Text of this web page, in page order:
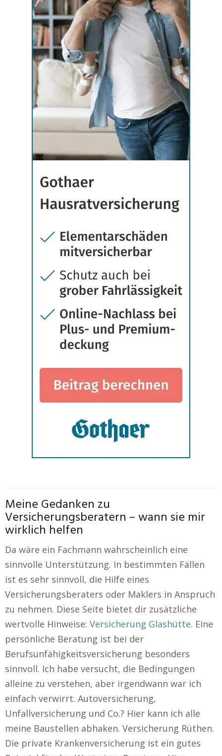
Meine Gedanken zu
Versicherungsberatern – wann sie mir
wirklich helfen
Da wäre ein Fachmann wahrscheinlich eine
sinnvolle Unterstützung. In bestimmten Fällen
ist es sehr sinnvoll, die Hilfe eines
Versicherungsberaters oder Maklers in Anspruch
zu nehmen. Diese Seite bietet dir zusätzliche
wertvolle Hinweise: Versicherung Glashütte. Eine
persönliche Beratung ist bei der
Berufsunfähigkeitsversicherung besonders
sinnvoll. Ich habe versucht, die Bedingungen
alleine zu verstehen, aber irgendwann war ich
einfach verwirrt. Autoversicherung,
Unfallversicherung und Co.? Hier kann ich alle
meine Baustellen abhaken. Versicherung Rüthen.
Die private Krankenversicherung ist ein gutes